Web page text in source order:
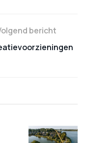
bericht